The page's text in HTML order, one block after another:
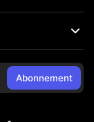
Abonnement